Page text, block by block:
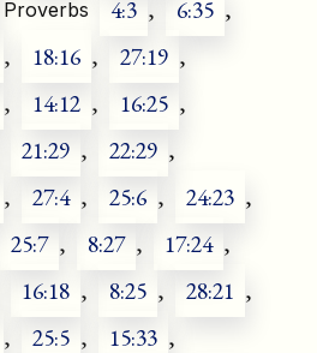
Proverbs 4:3 , 6:35 ,
, 18:16 , 27:19 ,
, 14:12 , 16:25 ,
21:29 , 22:29 ,
, 27:4 , 25:6 , 24:23 ,
25:7 , 8:27 , 17:24 ,
16:18 , 8:25 , 28:21 ,
, 25:5 , 15:33 ,